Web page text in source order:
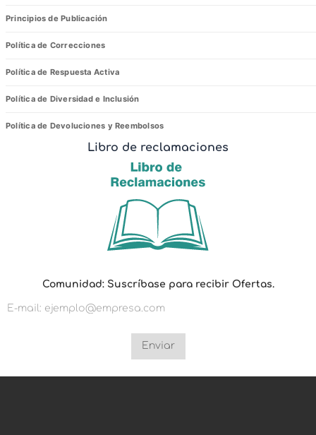
Principios de Publicación
Política de Correcciones
Política de Respuesta Activa
Política de Diversidad e Inclusión
Política de Devoluciones y Reembolsos
Libro de reclamaciones
a
a
f
e
r
Comunidad: Suscríbase para recibir Ofertas.
Enviar